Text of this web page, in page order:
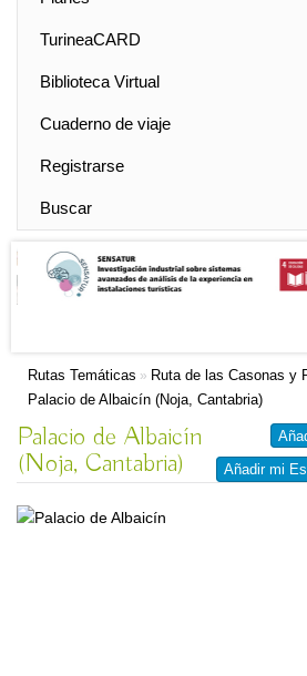
TurineaCARD
Biblioteca Virtual
Cuaderno de viaje
Registrarse
Buscar
Rutas Temáticas » Ruta de las Casonas y
Palacio de Albaicín (Noja, Cantabria)
Añadir mi
Palacio de Albaicín
(Noja, Cantabria)